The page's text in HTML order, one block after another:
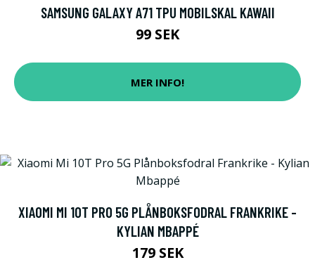
SAMSUNG GALAXY A71 TPU MOBILSKAL KAWAII
99 SEK
MER INFO!
XIAOMI MI 10T PRO 5G PLÅNBOKSFODRAL FRANKRIKE -
KYLIAN MBAPPÉ
179 SEK